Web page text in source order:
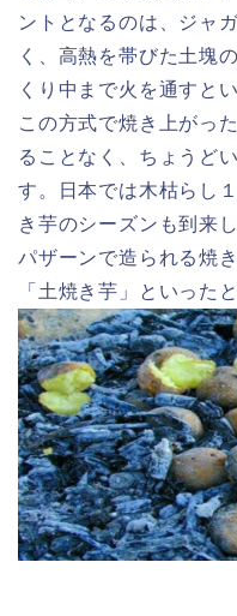
ントとなるのは、ジャ
く、高熱を帯びた土塊
くり中まで火を通すと
この方式で焼き上がっ
ることなく、ちょうど
す。日本では木枯らし
き芋のシーズンも到来
パザーンで造られる焼
「土焼き芋」といった